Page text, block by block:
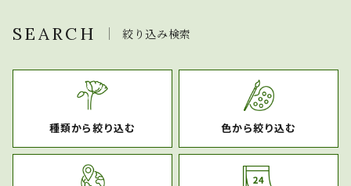
SEARCH 絞り込み検索
種類から絞り込む 色から絞り込む